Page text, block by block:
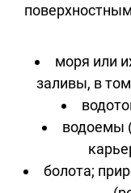
моря или
заливы, в
водоемы
болота;